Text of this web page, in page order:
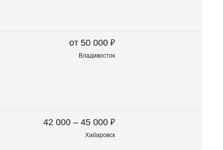
от 50 000 ₽
Владивосток
42 000 – 45 000 ₽
Хабаровск